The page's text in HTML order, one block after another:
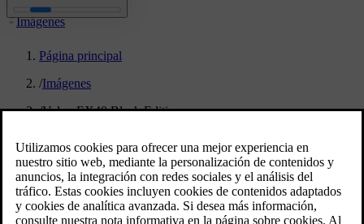
Imágenes
Página principal
/Imágenes
/Volvo EX40 Black Edition
Volvo EX40 Black Edition